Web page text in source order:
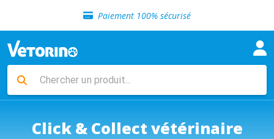
Paiement 100% sécurisé
Livraison gratuite en clinique vétérinaire
Sélection de croquettes vétérinaire
Livraison gratuite en clinique vétérinaire
Retour gratuit en clinique
Click & Collect vétérinaire